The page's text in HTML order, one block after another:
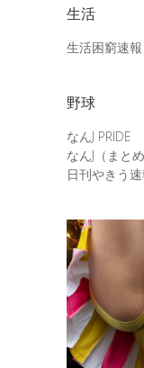
生活
生活困窮速報
野球
なんJ PRIDE
なんJ（まと
日刊やきう